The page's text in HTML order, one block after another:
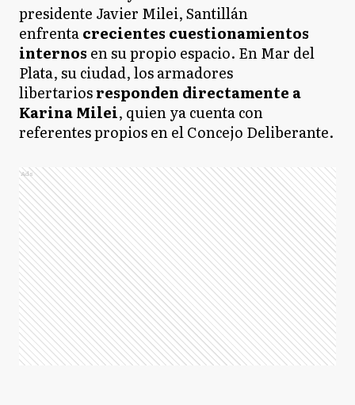
presidente Javier Milei, Santillán
enfrentacrecientes cuestionamientos
internosen su propio espacio. En Mar del
Plata, su ciudad, los armadores
libertariosresponden directamente a
Karina Milei, quien ya cuenta con
referentes propios en el Concejo Deliberante.
Ads